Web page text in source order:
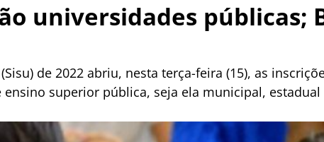
universidades públicas;
de 2022 abriu, nesta terça-feira (15), as
superior pública, seja ela municipal,